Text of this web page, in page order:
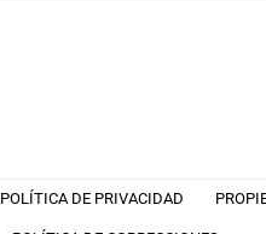
POLÍTICA DE PRIVACIDAD